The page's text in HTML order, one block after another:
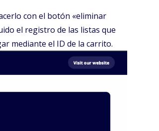
con el botón «eliminar
el registro de las listas que
mediante el ID de la carrito.